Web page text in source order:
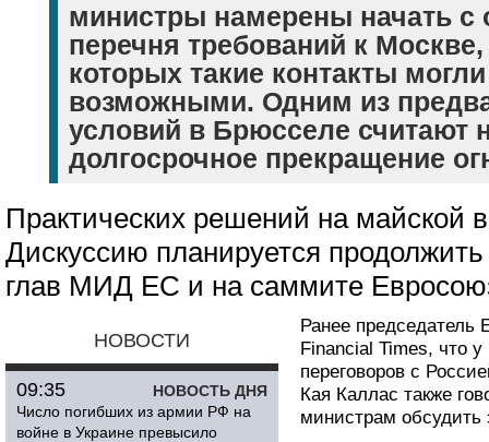
министры намерены начать с
перечня требований к
которых такие контакты
возможными. Одним из
условий в Брюсселе считают
долгосрочное прекращение
Практических решений на майской
Дискуссию планируется
глав МИД ЕС и на саммите
НОВОСТИ
НОВОСТЬ ДНЯ
09:35
Число погибших из армии РФ на
войне в Украине превысило
Ранее председатель
Financial Times, что
переговоров с
Кая Каллас также
министрам обсудить